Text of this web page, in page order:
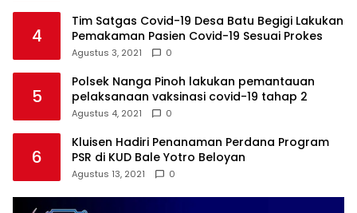
4
Tim Satgas Covid-19 Desa Batu Begigi Lakukan
Pemakaman Pasien Covid-19 Sesuai Prokes
Agustus 3, 2021 0
5
Polsek Nanga Pinoh lakukan pemantauan
pelaksanaan vaksinasi covid-19 tahap 2
Agustus 4, 2021 0
6
Kluisen Hadiri Penanaman Perdana Program
PSR di KUD Bale Yotro Beloyan
Agustus 13, 2021 0